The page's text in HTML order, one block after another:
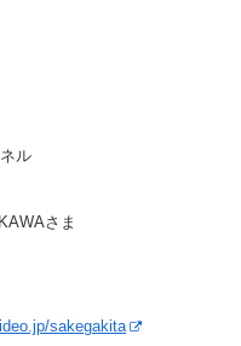
ル
さま
sakegakita